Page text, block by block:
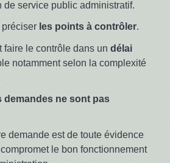
de service public administratif.
les points à contrôler.
faire le contrôle dans un délai
notamment selon la complexité
demandes ne sont pas
demande est de toute évidence
le bon fonctionnement